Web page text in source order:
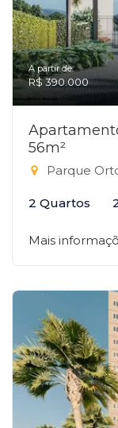
A partir de:
R$ 390.000
56m²
Parque
2 Quartos
Mais